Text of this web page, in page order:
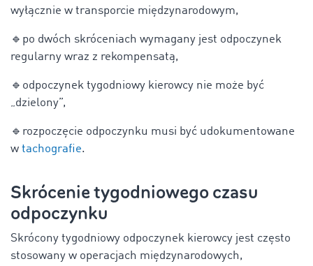
wyłącznie w transporcie międzynarodowym,
🔹 po dwóch skróceniach wymagany jest odpoczynek
regularny wraz z rekompensatą,
🔹 odpoczynek tygodniowy kierowcy nie może być
„dzielony”,
🔹 rozpoczęcie odpoczynku musi być udokumentowane
w tachografie.
Skrócenie tygodniowego czasu
odpoczynku
Skrócony tygodniowy odpoczynek kierowcy jest często
stosowany w operacjach międzynarodowych,